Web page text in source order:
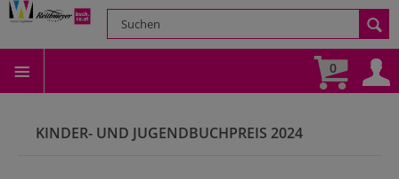
0
KINDER- UND JUGENDBUCHPREIS 2024